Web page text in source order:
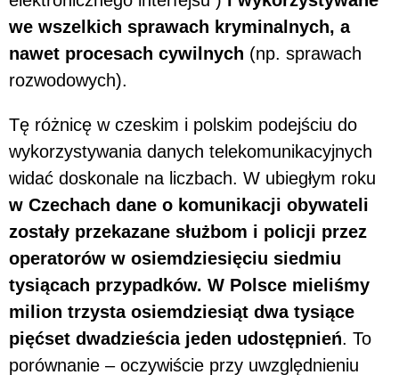
we wszelkich sprawach kryminalnych, a
nawet procesach cywilnych (np. sprawach
rozwodowych).
Tę różnicę w czeskim i polskim podejściu do
wykorzystywania danych telekomunikacyjnych
widać doskonale na liczbach. W ubiegłym roku
w Czechach dane o komunikacji obywateli
zostały przekazane służbom i policji przez
operatorów w osiemdziesięciu siedmiu
tysiącach przypadków. W Polsce mieliśmy
milion trzysta osiemdziesiąt dwa tysiące
pięćset dwadzieścia jeden udostępnień. To
porównanie – oczywiście przy uwzględnieniu